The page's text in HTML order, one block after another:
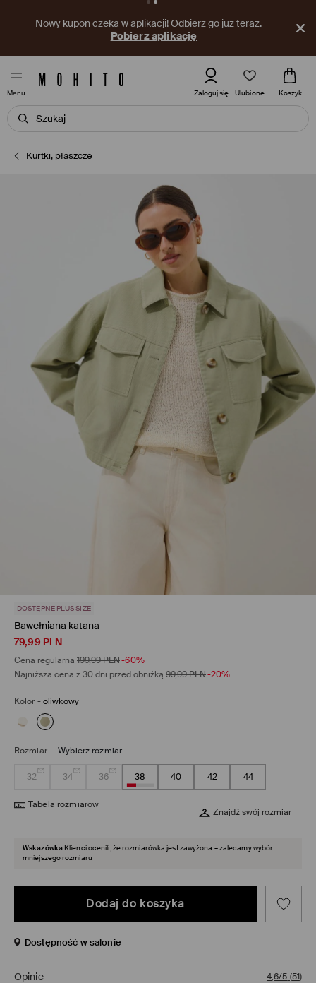
Nowy kupon czeka w aplikacji! Odbierz go już teraz.
Pobierz aplikację
Menu Zaloguj się Ulubione Koszyk
Kurtki, płaszcze
DOSTĘPNE PLUS SIZE
Bawełniana katana
79,99 PLN
Cena regularna 199,99PLN-60%
Najniższa cena z 30 dni przed obniżką 99,99PLN-20%
Kolor -oliwkowy
Rozmiar -Wybierz rozmiar
32 34 36 38 40 42 44
Tabela rozmiarów
Znajdź swój rozmiar
Wskazówka Klienci ocenili, że rozmiarówka jest zawyżona – zalecamy wybór
mniejszego rozmiaru
Dodaj do koszyka
Dostępność w salonie
Opinie 4,6/5 (51)